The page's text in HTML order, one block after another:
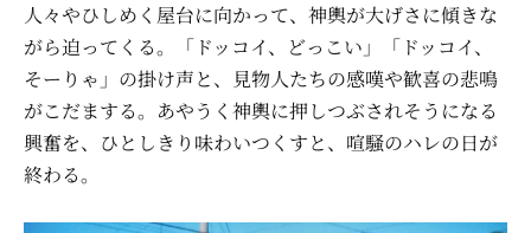
人々やひしめく屋台に向かって、神輿が大げさに傾きな
がら迫ってくる。「ドッコイ、どっこい」「ドッコイ、
そーりゃ」の掛け声と、見物人たちの感嘆や歓喜の悲鳴
がこだまする。あやうく神輿に押しつぶされそうになる
興奮を、ひとしきり味わいつくすと、喧騒のハレの日が
終わる。